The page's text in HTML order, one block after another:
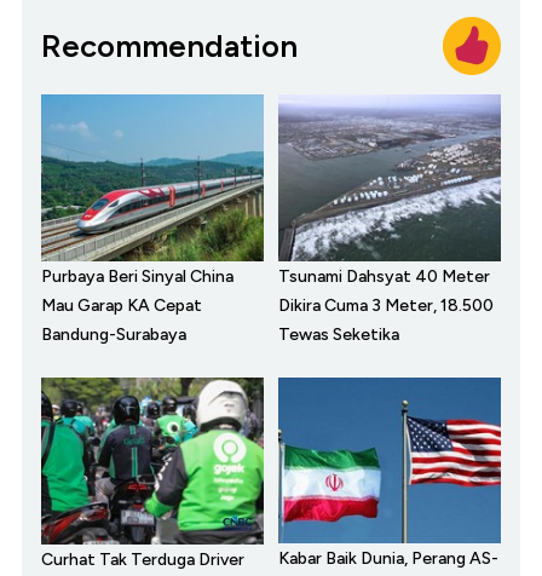
Recommendation
Purbaya Beri Sinyal China
Mau Garap KA Cepat
Bandung-Surabaya
Tsunami Dahsyat 40 Meter
Dikira Cuma 3 Meter, 18.500
Tewas Seketika
Curhat Tak Terduga Driver
Kabar Baik Dunia, Perang AS-